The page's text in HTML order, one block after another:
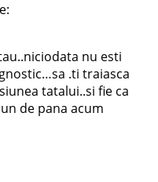
nu esti
.ti traiasca
tatalui..si fie ca
de pana acum